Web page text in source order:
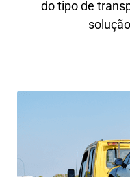
do tipo de